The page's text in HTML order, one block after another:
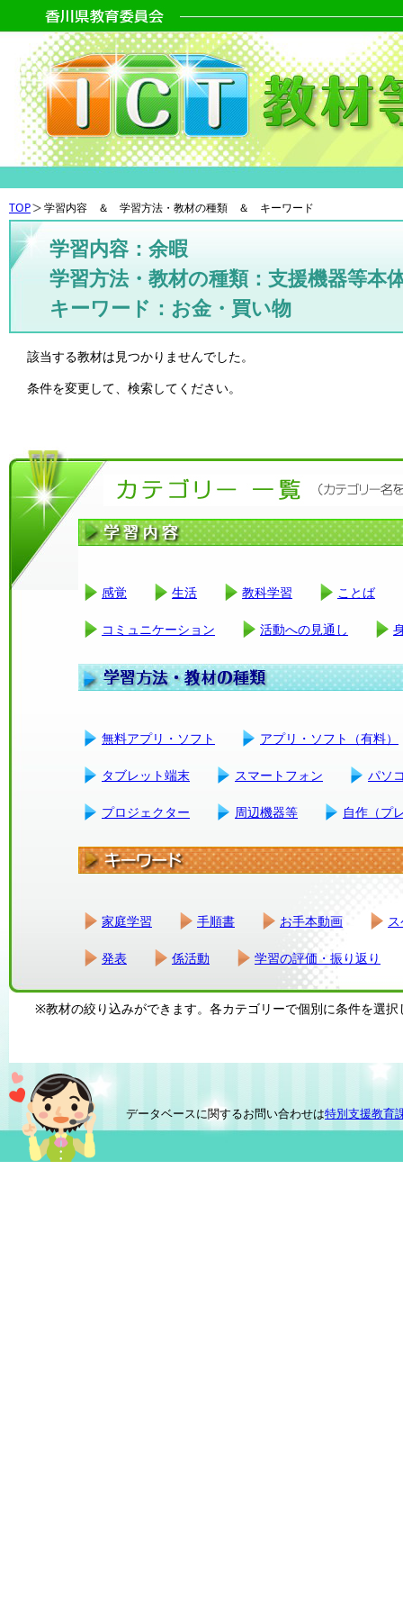
TOP 学習内容 ＆ 学習方法・教材の種類 ＆ キーワード
学習内容：余暇
学習方法・教材の種類：支援機器等本
キーワード：お金・買い物
該当する教材は見つかりませんでした。
条件を変更して、検索してください。
感覚 生活 教科学習 ことば
コミュニケーション 活動への見通し
無料アプリ・ソフト アプリ・ソフト（有料）
タブレット端末 スマートフォン パソ
プロジェクター 周辺機器等 自作（プ
家庭学習 手順書 お手本動画
発表 係活動 学習の評価・振り返り
※教材の絞り込みができます。各カテゴリーで個別に条件を選択
データベースに関するお問い合わせは特別支援教育